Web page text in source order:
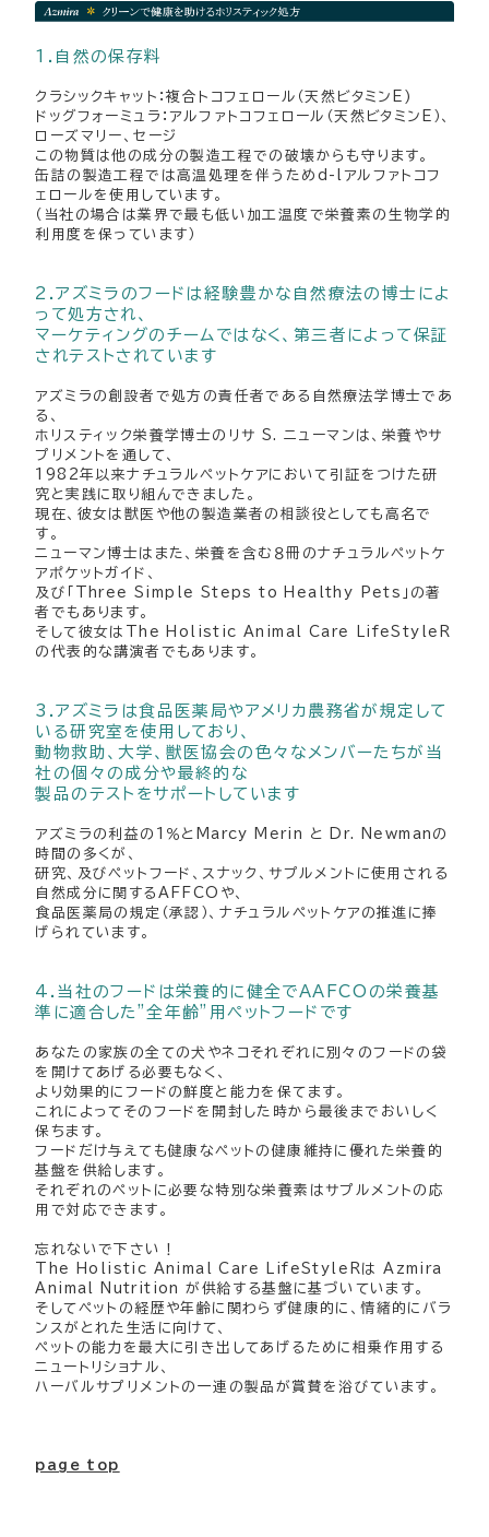
1.自然の保存料
クラシックキャット：複合トコフェロール（天然ビタミンE)
ドッグフォーミュラ：アルファトコフェロール（天然ビタミンE）、
ローズマリー、セージ
この物質は他の成分の製造工程での破壊からも守ります。
缶詰の製造工程では高温処理を伴うためd-lアルファトコフ
ェロールを使用しています。
（当社の場合は業界で最も低い加工温度で栄養素の生物学的
利用度を保っています）
2.アズミラのフードは経験豊かな自然療法の博士によ
って処方され、
マーケティングのチームではなく、第三者によって保証
されテストされています
アズミラの創設者で処方の責任者である自然療法学博士であ
る、
ホリスティック栄養学博士のリサ S. ニューマンは、栄養やサ
プリメントを通して、
1982年以来ナチュラルペットケアにおいて引証をつけた研
究と実践に取り組んできました。
現在、彼女は獣医や他の製造業者の相談役としても高名で
す。
ニューマン博士はまた、栄養を含む８冊のナチュラルペットケ
アポケットガイド、
及び「Three Simple Steps to Healthy Pets」の著
者でもあります。
そして彼女はThe Holistic Animal Care LifeStyleR
の代表的な講演者でもあります。
3.アズミラは食品医薬局やアメリカ農務省が規定して
いる研究室を使用しており、
動物救助、大学、獣医協会の色々なメンバーたちが当
社の個々の成分や最終的な
製品のテストをサポートしています
アズミラの利益の1％とMarcy Merin と Dr. Newmanの
時間の多くが、
研究、及びペットフード、スナック、サプルメントに使用される
自然成分に関するAFFCOや、
食品医薬局の規定（承認）、ナチュラルペットケアの推進に捧
げられています。
4.当社のフードは栄養的に健全でAAFCOの栄養基
準に適合した”全年齢”用ペットフードです
あなたの家族の全ての犬やネコそれぞれに別々のフードの袋
を開けてあげる必要もなく、
より効果的にフードの鮮度と能力を保てます。
これによってそのフードを開封した時から最後までおいしく
保ちます。
フードだけ与えても健康なペットの健康維持に優れた栄養的
基盤を供給します。
それぞれのペットに必要な特別な栄養素はサプルメントの応
用で対応できます。
忘れないで下さい！
The Holistic Animal Care LifeStyleRは Azmira
Animal Nutrition が供給する基盤に基づいています。
そしてペットの経歴や年齢に関わらず健康的に、情緒的にバラ
ンスがとれた生活に向けて、
ペットの能力を最大に引き出してあげるために相乗作用する
ニュートリショナル、
ハーバルサプリメントの一連の製品が賞賛を浴びています。
page top